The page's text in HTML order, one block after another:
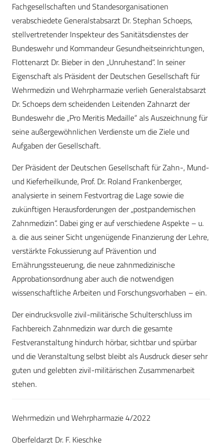
Fachgesellschaften und Standesorganisationen
verabschiedete Generalstabsarzt Dr. Stephan Schoeps,
stellvertretender Inspekteur des Sanitätsdienstes der
Bundeswehr und Kommandeur Gesundheitseinrichtungen,
Flottenarzt Dr. Bieber in den „Unruhestand“. In seiner
Eigenschaft als Präsident der Deutschen Gesellschaft für
Wehrmedizin und Wehrpharmazie verlieh Generalstabsarzt
Dr. Schoeps dem scheidenden Leitenden Zahnarzt der
Bundeswehr die „Pro Meritis Medaille“ als Auszeichnung für
seine außergewöhnlichen Verdienste um die Ziele und
Aufgaben der Gesellschaft.
Der Präsident der Deutschen Gesellschaft für Zahn-, Mund-
und Kieferheilkunde, Prof. Dr. Roland Frankenberger,
analysierte in seinem Festvortrag die Lage sowie die
zukünftigen Herausforderungen der „postpandemischen
Zahnmedizin“. Dabei ging er auf verschiedene Aspekte – u.
a. die aus seiner Sicht ungenügende Finanzierung der Lehre,
verstärkte Fokussierung auf Prävention und
Ernährungssteuerung, die neue zahnmedizinische
Approbationsordnung aber auch die notwendigen
wissenschaftliche Arbeiten und Forschungsvorhaben – ein.
Der eindrucksvolle zivil-militärische Schulterschluss im
Fachbereich Zahnmedizin war durch die gesamte
Festveranstaltung hindurch hörbar, sichtbar und spürbar
und die Veranstaltung selbst bleibt als Ausdruck dieser sehr
guten und gelebten zivil-militärischen Zusammenarbeit
stehen.
Wehrmedizin und Wehrpharmazie 4/2022
Oberfeldarzt Dr. F. Kieschke